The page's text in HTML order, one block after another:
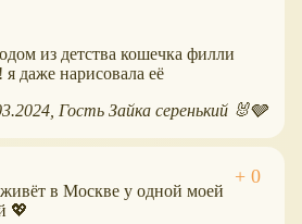
из детства кошечка филли
даже нарисовала её
Гость Зайка серенький 🐰🩶
в Москве у одной моей
💖